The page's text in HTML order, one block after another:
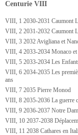
Centurie VIII
VIII, 1 2030-2031 Caumont
VIII, 2 2031-2032 Caumont
VIII, 3 2032 Avigliana et
VIII, 4 2033-2034 Monaco et
VIII, 5 2033-2034 Les
VIII, 6 2034-2035 Les
ans
VIII, 7 2035 Pierre Monod
VIII, 8 2035-2036 La guerre
VIII, 9 2036-2037 Notre
VIII, 10 2037-2038
VIII, 11 2038 Cathares en